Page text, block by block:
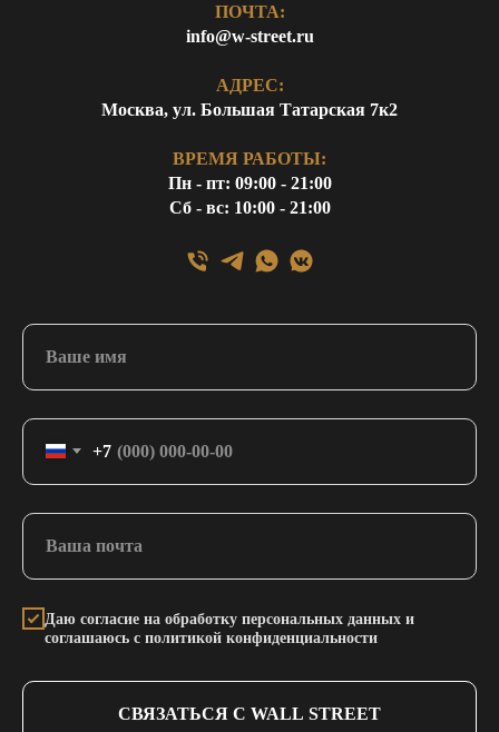
ПОЧТА:
info@w-street.ru
АДРЕС:
Москва, ул. Большая Татарская 7к2
ВРЕМЯ РАБОТЫ:
Пн - пт: 09:00 - 21:00
Сб - вс: 10:00 - 21:00
+7
Даю согласие на обработку персональных данных и
соглашаюсь с политикой конфиденциальности
СВЯЗАТЬСЯ С WALL STREET